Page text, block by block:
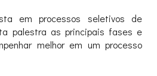
em processos seletivos de
palestra as principais fases e
melhor em um processo